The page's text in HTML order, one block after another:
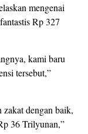
mengenai
Rp 327
kami baru
tersebut,”
dengan baik,
36 Trilyunan,”